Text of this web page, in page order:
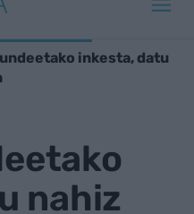
inkesta, datu
nahiz